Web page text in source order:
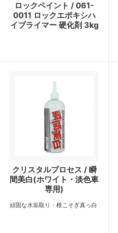
ロックペイント / 061-
0011 ロックエポキシハ
イプライマー 硬化剤 3kg
クリスタルプロセス / 瞬
間美白(ホワイト・淡色車
専用)
頑固な水垢取り・根こそぎ真っ白